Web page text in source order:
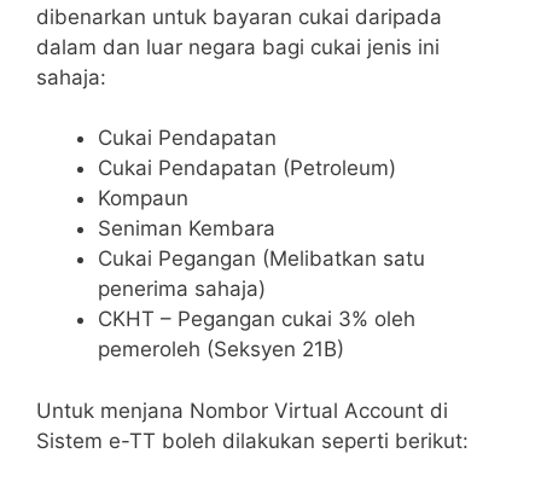
dibenarkan untuk bayaran cukai daripada
dalam dan luar negara bagi cukai jenis ini
sahaja:
Cukai Pendapatan
Cukai Pendapatan (Petroleum)
Kompaun
Seniman Kembara
Cukai Pegangan (Melibatkan satu
penerima sahaja)
CKHT – Pegangan cukai 3% oleh
pemeroleh (Seksyen 21B)
Untuk menjana Nombor Virtual Account di
Sistem e-TT boleh dilakukan seperti berikut: